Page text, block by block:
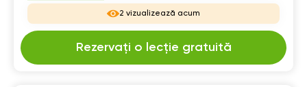
2 vizualizează acum
Rezervați o lecție gratuită